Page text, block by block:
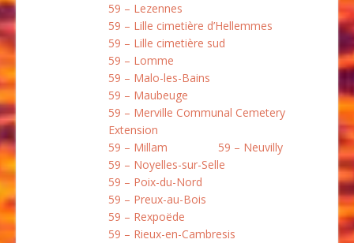
59 – Lezennes
59 – Lille cimetière d’Hellemmes
59 – Lille cimetière sud
59 – Lomme
59 – Malo-les-Bains
59 – Maubeuge
59 – Merville Communal Cemetery
Extension
59 – Millam
59 – Neuvilly
59 – Noyelles-sur-Selle
59 – Poix-du-Nord
59 – Preux-au-Bois
59 – Rexpoëde
59 – Rieux-en-Cambresis